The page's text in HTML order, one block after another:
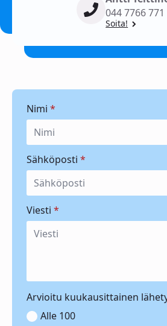
044 7766 771
Soita!
Nimi *
Sähköposti *
Viesti *
Arvioitu kuukausittainen
Alle 100